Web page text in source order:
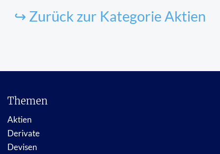
↪ Zurück zur Kategorie Aktien
Themen
Aktien
Derivate
Devisen